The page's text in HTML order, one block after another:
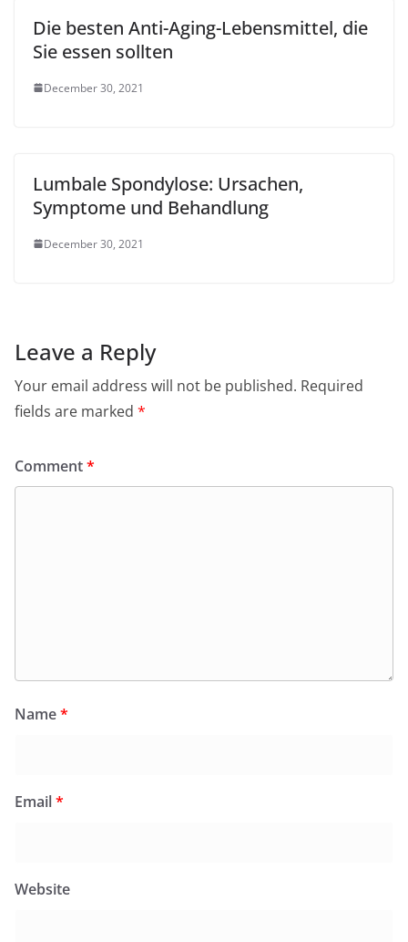
Die besten Anti-Aging-Lebensmittel, die
Sie essen sollten
December 30, 2021
Lumbale Spondylose: Ursachen,
Symptome und Behandlung
December 30, 2021
Leave a Reply
Your email address will not be published. Required
fields are marked *
Comment*
Name*
Email*
Website